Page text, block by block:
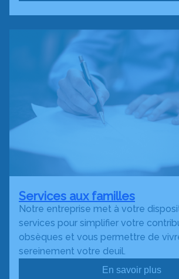
Services aux familles
Notre entreprise met à votre
services pour simplifier votre
obsèques et vous permettre de
sereinement votre deuil.
En savoir plus